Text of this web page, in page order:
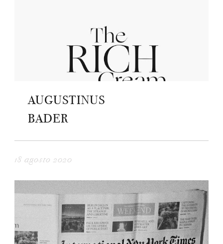
AUGUSTINUS
BADER
18 agosto 2020